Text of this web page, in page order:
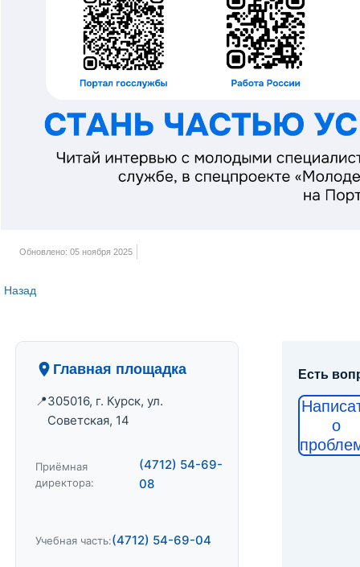
Обновлено: 05 ноября 2025
Назад
Главная площадка
305016, г. Курск, ул.
Советская, 14
Приёмная
директора:
(4712) 54-69-
08
Учебная часть:(4712) 54-69-04
Есть
о